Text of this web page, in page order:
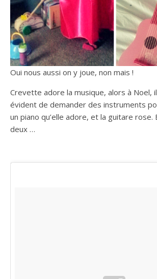
Oui nous aussi on y joue, non mais !
Crevette adore la musique, alors à Noel,
évident de demander des instruments
un piano qu’elle adore, et la guitare rose.
deux …